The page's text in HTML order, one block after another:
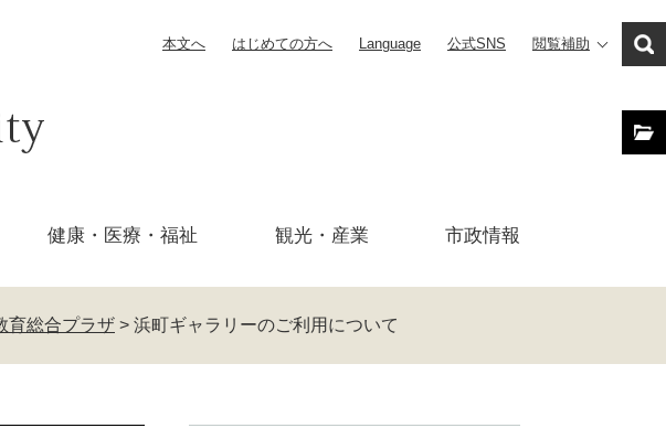
本文へ はじめての方へ Language 公式SNS 閲覧補助
健康・医療・ 福祉 観光・産業 市政情報
育総合プラザ > 浜町ギャラリーのご利用について